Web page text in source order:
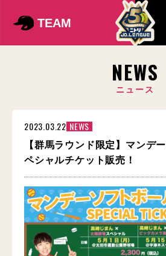
TEAM
NEWS
ニュース
2023.03.22 NEWS
【群馬ラウンド限定】マンデ
ペシャルチケット販売！